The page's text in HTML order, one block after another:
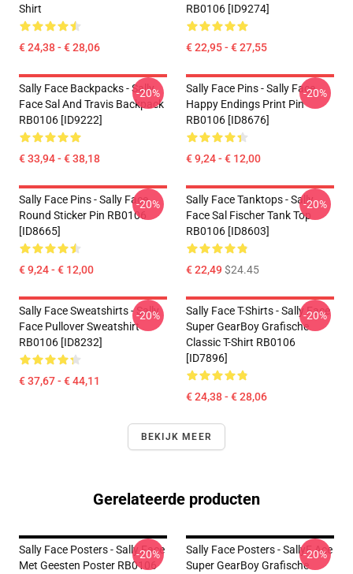
Shirt
€ 24,38 - € 28,06
RB0106 [ID9274]
€ 22,95 - € 27,55
Sally Face Backpacks - Sally
Face Sal And Travis Backpack
RB0106 [ID9222]
€ 33,94 - € 38,18
-20%
Sally Face Pins - Sally Face
Happy Endings Print Pin
RB0106 [ID8676]
€ 9,24 - € 12,00
-20%
Sally Face Pins - Sally Face
Round Sticker Pin RB0106
[ID8665]
€ 9,24 - € 12,00
-20%
Sally Face Tanktops - Sally
Face Sal Fischer Tank Top
RB0106 [ID8603]
€ 22,49$24.45
-20%
Sally Face Sweatshirts - Sally
Face Pullover Sweatshirt
RB0106 [ID8232]
€ 37,67 - € 44,11
-20%
Sally Face T-Shirts - Sally Face
Super GearBoy Grafische
Classic T-Shirt RB0106
[ID7896]
€ 24,38 - € 28,06
-20%
BEKIJK MEER
Gerelateerde producten
Sally Face Posters - Sally Face
Met Geesten Poster RB0106
-20%
Sally Face Posters - SallyF Ace
Super GearBoy Grafische
-20%